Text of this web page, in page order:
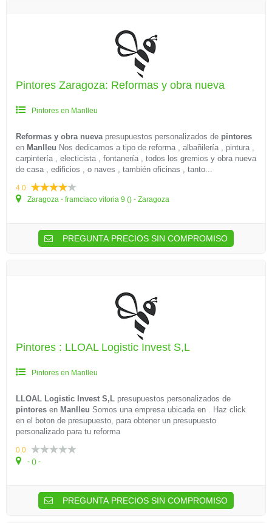
Pintores Zaragoza: Reformas y obra nueva
Pintores en Manlleu
Reformas y obra nuevapresupuestos personalizados de pintores
en Manlleu Nos dedicamos a tipo de reforma , albañilería , pintura ,
carpintería , electicista , fontanería , todos los gremios y obra nueva
de casa , edificios , o naves , también oficinas , tanto...
4.0
Zaragoza - framciaco vitoria 9 () - Zaragoza
PREGUNTA PRECIOS SIN COMPROMISO
Pintores : LLOAL Logistic Invest S,L
Pintores en Manlleu
LLOAL Logistic Invest S,L presupuestos personalizados de
pintores en Manlleu Somos una empresa ubicada en . Haz click
en el boton de presupuesto, para obtener un presupuesto
personalizado para tu reforma
0.0
- () -
PREGUNTA PRECIOS SIN COMPROMISO